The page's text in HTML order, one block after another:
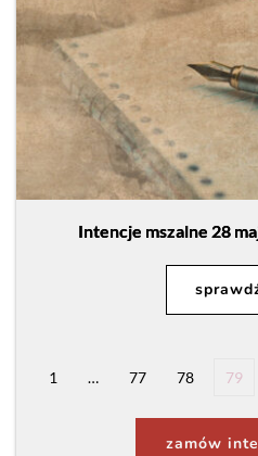
Intencje mszalne 28
1 … 77 78 79
zamów